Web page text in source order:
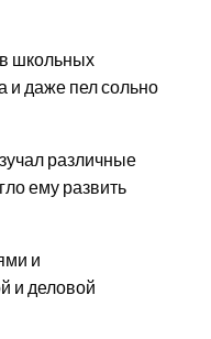
школьных
и даже пел сольно
различные
ему развить
и
и деловой